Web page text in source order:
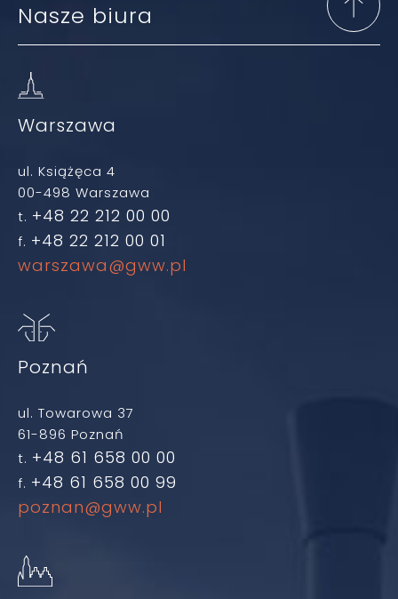
Nasze biura
Warszawa
ul. Książęca 4
00-498 Warszawa
t. +48 22 212 00 00
f. +48 22 212 00 01
warszawa@gww.pl
Poznań
ul. Towarowa 37
61-896 Poznań
t. +48 61 658 00 00
f. +48 61 658 00 99
poznan@gww.pl